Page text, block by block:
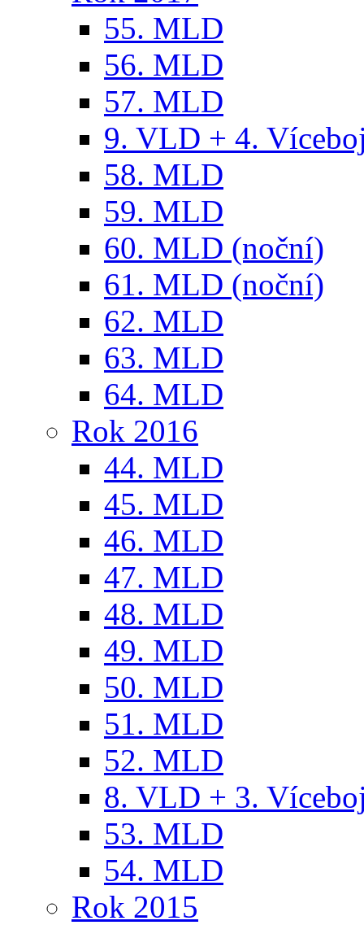
55. MLD
56. MLD
57. MLD
9. VLD + 4.
58. MLD
59. MLD
60. MLD (noční)
61. MLD (noční)
62. MLD
63. MLD
64. MLD
Rok 2016
44. MLD
45. MLD
46. MLD
47. MLD
48. MLD
49. MLD
50. MLD
51. MLD
52. MLD
8. VLD + 3.
53. MLD
54. MLD
Rok 2015